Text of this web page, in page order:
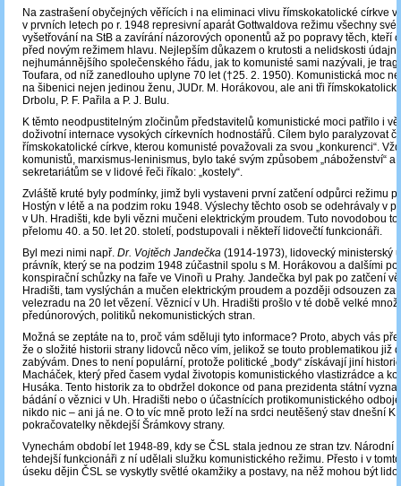
Na zastrašení obyčejných věřících i na eliminaci vlivu římskokatolické církve
v prvních letech po r. 1948 represivní aparát Gottwaldova režimu všechny své
vyšetřování na StB a zavírání názorových oponentů až po popravy těch, kteří
před novým režimem hlavu. Nejlepším důkazem o krutosti a nelidskosti
nejhumánnějšího společenského řádu, jak to komunisté sami nazývali, je
Toufara, od níž zanedlouho uplyne 70 let (†25. 2. 1950). Komunistická moc
na šibenici nejen jedinou ženu, JUDr. M. Horákovou, ale ani tři
Drbolu, P. F. Pařila a P. J. Bulu.
K těmto neodpustitelným zločinům představitelů komunistické moci patřilo i
doživotní internace vysokých církevních hodnostářů. Cílem bylo paralyzovat
římskokatolické církve, kterou komunisté považovali za svou „konkurenci“.
komunistů, marxismus-leninismus, bylo také svým způsobem „náboženství“ a
sekretariátům se v lidové řeči říkalo: „kostely“.
Zvláště kruté byly podmínky, jimž byli vystaveni první zatčení odpůrci režimu
Hostýn v létě a na podzim roku 1948. Výslechy těchto osob se odehrávaly v
v Uh. Hradišti, kde byli vězni mučeni elektrickým proudem. Tuto novodobou
přelomu 40. a 50. let 20. století, podstupovali i někteří lidovečtí funkcionáři.
Byl mezi nimi např. Dr. Vojtěch Jandečka (1914-1973), lidovecký ministerský
právník, který se na podzim 1948 zúčastnil spolu s M. Horákovou a dalšími
konspirační schůzky na faře ve Vinoři u Prahy. Jandečka byl pak po zatčení
Hradišti, tam vyslýchán a mučen elektrickým proudem a později odsouzen za
velezradu na 20 let vězení. Věznicí v Uh. Hradišti prošlo v té době velké
předúnorových, politiků nekomunistických stran.
Možná se zeptáte na to, proč vám sděluji tyto informace? Proto, abych vás
že o složité historii strany lidovců něco vím, jelikož se touto problematikou již
zabývám. Dnes to není populární, protože politické „body“ získávají jiní
Macháček, který před časem vydal životopis komunistického vlastizrádce a
Husáka. Tento historik za to obdržel dokonce od pana prezidenta státní
bádání o věznici v Uh. Hradišti nebo o účastnících protikomunistického
nikdo nic – ani já ne. O to víc mně proto leží na srdci neutěšený stav dnešní
pokračovatelky někdejší Šrámkovy strany.
Vynechám období let 1948-89, kdy se ČSL stala jednou ze stran tzv. Národní
tehdejší funkcionáři z ní udělali služku komunistického režimu. Přesto i v
úseku dějin ČSL se vyskytly světlé okamžiky a postavy, na něž mohou být